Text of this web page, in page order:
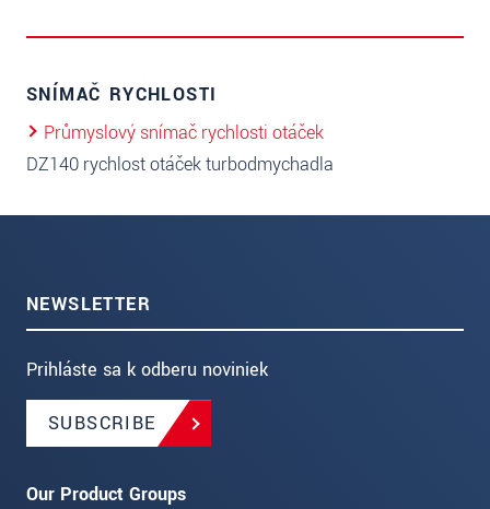
SNÍMAČ RYCHLOSTI
Průmyslový snímač rychlosti otáček
DZ140 rychlost otáček turbodmychadla
NEWSLETTER
Prihláste sa k odberu noviniek
SUBSCRIBE
Our Product Groups